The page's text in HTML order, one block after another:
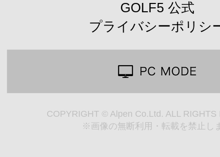
GOLF5 公式
プライバシーポリシ
COPYRIGHT © Alpen Co.Ltd. ALL RIGHTS
※画像の無断利用・転載を禁止し